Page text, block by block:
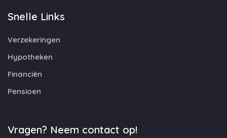
Snelle Links
Verzekeringen
Hypotheken
Financiën
Pensioen
Vragen? Neem contact op!